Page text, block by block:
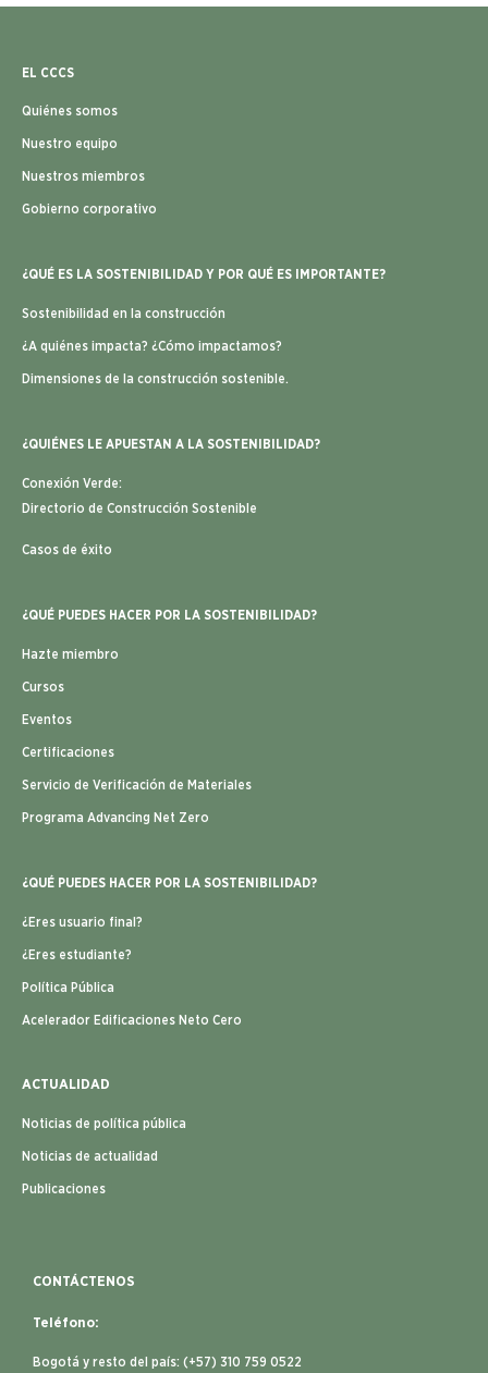
EL CCCS
Quiénes somos
Nuestro equipo
Nuestros miembros
Gobierno corporativo
¿QUÉ ES LA SOSTENIBILIDAD Y POR QUÉ ES IMPORTANTE?
Sostenibilidad en la construcción
¿A quiénes impacta? ¿Cómo impactamos?
Dimensiones de la construcción sostenible.
¿QUIÉNES LE APUESTAN A LA SOSTENIBILIDAD?
Conexión Verde:
Directorio de Construcción Sostenible
Casos de éxito
¿QUÉ PUEDES HACER POR LA SOSTENIBILIDAD?
Hazte miembro
Cursos
Eventos
Certificaciones
Servicio de Verificación de Materiales
Programa Advancing Net Zero
¿QUÉ PUEDES HACER POR LA SOSTENIBILIDAD?
¿Eres usuario final?
¿Eres estudiante?
Política Pública
Acelerador Edificaciones Neto Cero
ACTUALIDAD
Noticias de política pública
Noticias de actualidad
Publicaciones
CONTÁCTENOS
Teléfono:
Bogotá y resto del país: (+57) 310 759 0522